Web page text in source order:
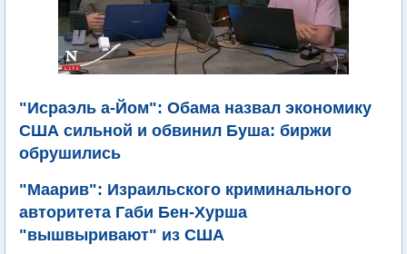
"Исраэль а-Йом": Обама назвал экономику
США сильной и обвинил Буша: биржи
обрушились
"Маарив": Израильского криминального
авторитета Габи Бен-Хурша
"вышвыривают" из США